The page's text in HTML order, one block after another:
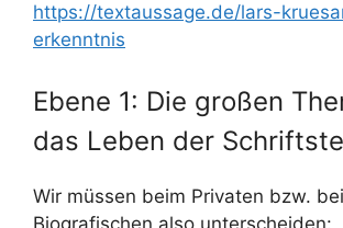
https://textaussage.de/lars-
erkenntnis
Ebene 1: Die großen
das Leben der
Wir müssen beim Privaten bzw.
Biografischen also unterscheiden: